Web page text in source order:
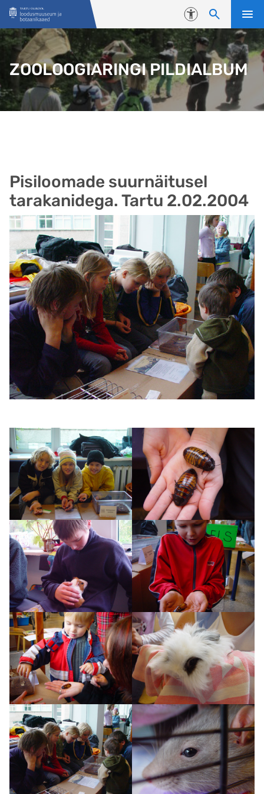
Liigu edasi põhisisu juurde
Juurdepääsetavus
ZOOLOOGIARINGI PILDIALBUM
Pisiloomade suurnäitusel
tarakanidega. Tartu 2.02.2004